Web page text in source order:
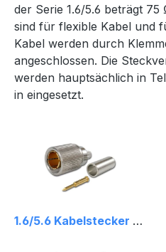
der Serie 1.6/5.6 beträgt
sind für flexible Kabel und
Kabel werden durch
angeschlossen. Die
werden hauptsächlich in
in eingesetzt.
1.6/5.6 Kabelstecker Crimp